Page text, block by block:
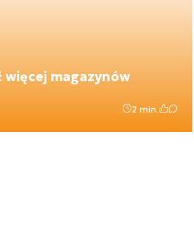
więcej magazynów
2 min.